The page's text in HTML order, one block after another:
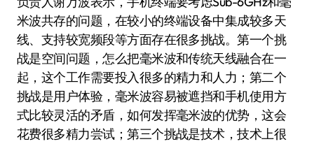
米波共存的问题，在较小的终端设备中集成较多天
线、支持较宽频段等方面存在很多挑战。第一个挑
战是空间问题，怎么把毫米波和传统天线融合在一
起，这个工作需要投入很多的精力和人力；第二个
挑战是用户体验，毫米波容易被遮挡和手机使用方
式比较灵活的矛盾，如何发挥毫米波的优势，这会
花费很多精力尝试；第三个挑战是技术，技术上很